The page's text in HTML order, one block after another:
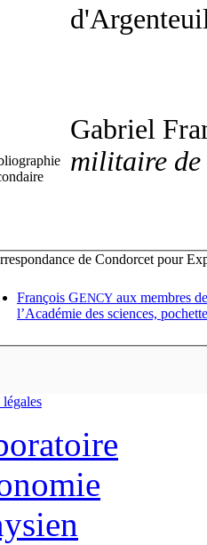
Gabriel
militaire
de Condorcet pour
François GENCY
aux
l’Académie des sciences,